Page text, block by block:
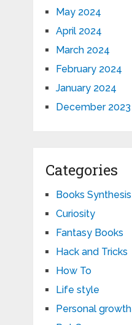
May 2024
April 2024
March 2024
February 2024
January 2024
December 2023
Categories
Books Synthesis
Curiosity
Fantasy Books
Hack and Tricks
How To
Life style
Personal growth